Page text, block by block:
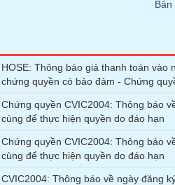
Bản
HOSE: Thông báo giá thanh toán vào
chứng quyền có bảo đảm - Chứng
Chứng quyền CVIC2004: Thông báo
cùng để thực hiện quyền do đáo hạn
Chứng quyền CVIC2004: Thông báo
cùng để thực hiện quyền do đáo hạn
CVIC2004: Thông báo về ngày đăng